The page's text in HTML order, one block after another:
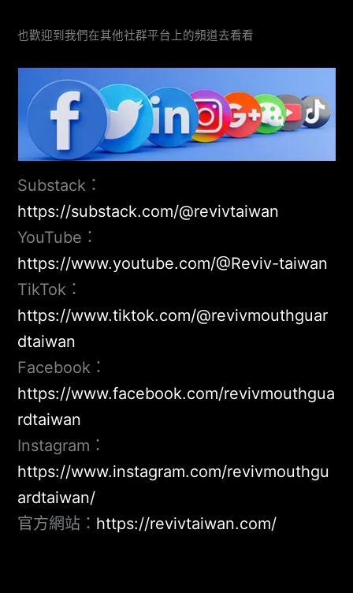
也歡迎到我們在其他社群平台上的頻道去看看
Substack：
https://substack.com/@revivtaiwan
YouTube：
https://www.youtube.com/@Reviv-taiwan
TikTok：
https://www.tiktok.com/@revivmouthguar
dtaiwan
Facebook：
https://www.facebook.com/revivmouthgua
rdtaiwan
Instagram：
https://www.instagram.com/revivmouthgu
ardtaiwan/
官方網站： https://revivtaiwan.com/